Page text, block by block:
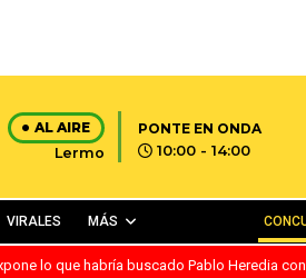
AL AIRE
Lermo
PONTE EN ONDA
10:00 - 14:00
VIRALES MÁS
lo que habría buscado Pablo Heredia